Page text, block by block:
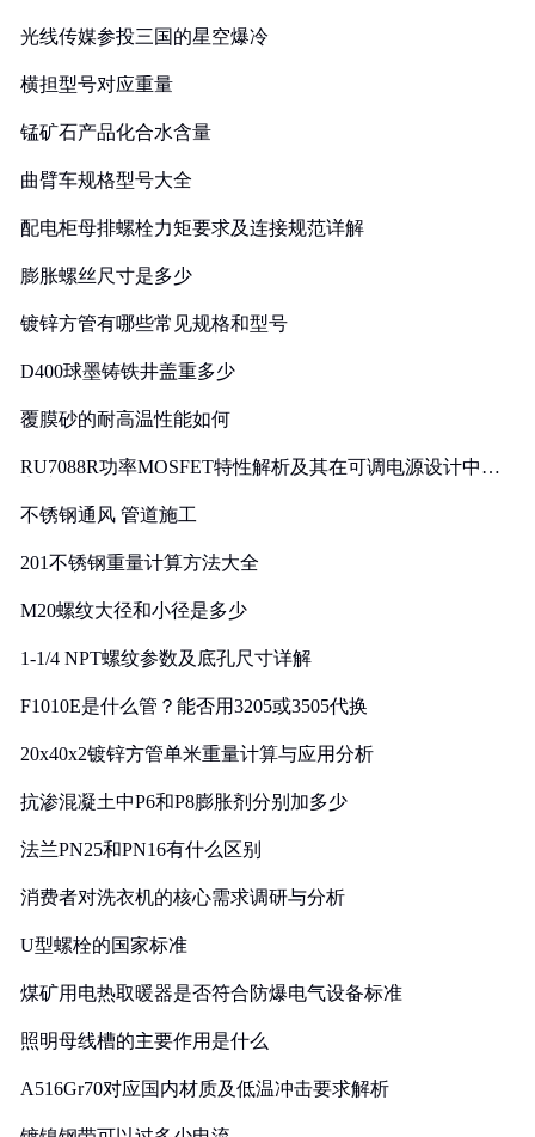
光线传媒参投三国的星空爆冷
横担型号对应重量
锰矿石产品化合水含量
曲臂车规格型号大全
配电柜母排螺栓力矩要求及连接规范详解
膨胀螺丝尺寸是多少
镀锌方管有哪些常见规格和型号
D400球墨铸铁井盖重多少
覆膜砂的耐高温性能如何
RU7088R功率MOSFET特性解析及其在可调电源设计中的
不锈钢通风 管道施工
201不锈钢重量计算方法大全
M20螺纹大径和小径是多少
1-1/4 NPT螺纹参数及底孔尺寸详解
F1010E是什么管？能否用3205或3505代换
20x40x2镀锌方管单米重量计算与应用分析
抗渗混凝土中P6和P8膨胀剂分别加多少
法兰PN25和PN16有什么区别
消费者对洗衣机的核心需求调研与分析
U型螺栓的国家标准
煤矿用电热取暖器是否符合防爆电气设备标准
照明母线槽的主要作用是什么
A516Gr70对应国内材质及低温冲击要求解析